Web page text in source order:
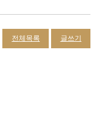
전체목록 글쓰기